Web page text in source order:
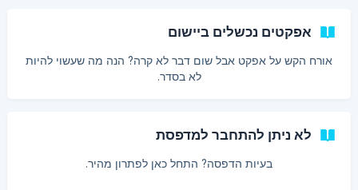
אפקטים נכשלים ביישום
אורח הקש על אפקט אבל שום דבר לא קרה? הנה מה שעשוי להיות
לא בסדר.
לא ניתן להתחבר למדפסת
בעיות הדפסה? התחל כאן לפתרון מהיר.